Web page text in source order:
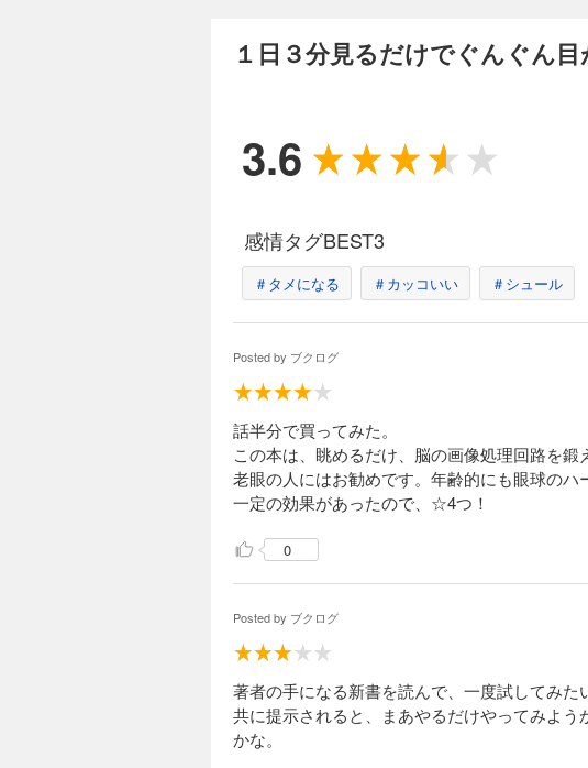
本書は、この問題を
しかも、ゲーム感
「交差法」など、
す！
カリフォルニア大学
「77歳でも近視と
「4週間で老眼が0.3
１日３分見るだけでぐんぐん
3.6
感情タグBEST3
＃タメになる ＃カッコいい ＃シュール
Posted by ブクログ
話半分で買ってみた。
この本は、眺めるだけ、脳の画像処理回路を鍛
老眼の人にはお勧めです。年齢的にも眼球の
一定の効果があったので、☆4つ！
0
Posted by ブクログ
著者の手になる新書を読んで、一度試してみ
共に提示されると、まあやるだけやってみよ
かな。